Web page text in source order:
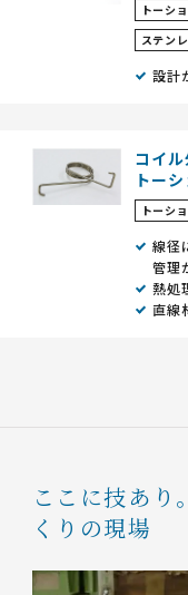
トーシ
ステン
設計
コイ
トー
トーシ
線径
管理
熱処
直線
ここに技あり。
くりの現場